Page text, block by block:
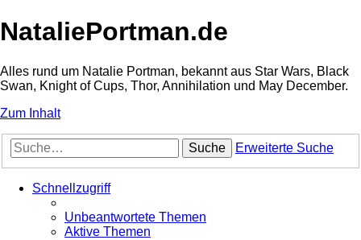
NataliePortman.de
Alles rund um Natalie Portman, bekannt aus Star Wars, Black
Swan, Knight of Cups, Thor, Annihilation und May December.
Zum Inhalt
Suche Erweiterte Suche
Schnellzugriff
Unbeantwortete Themen
Aktive Themen